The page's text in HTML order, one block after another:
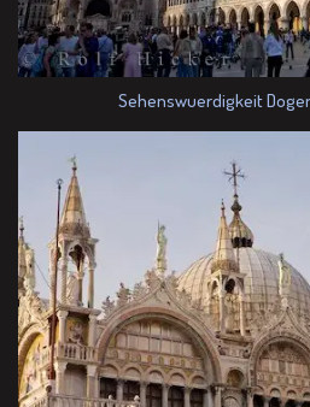
Sehenswuerdigkeit